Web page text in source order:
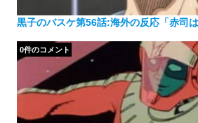
黒子のバスケ第56話:海外の反応「赤司
0件のコメント